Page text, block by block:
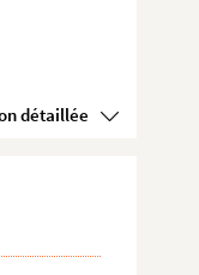
Voir la présentation détaillée